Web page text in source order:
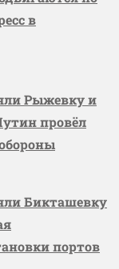
в
Рыжевку и
провёл
Бикташевку
портов